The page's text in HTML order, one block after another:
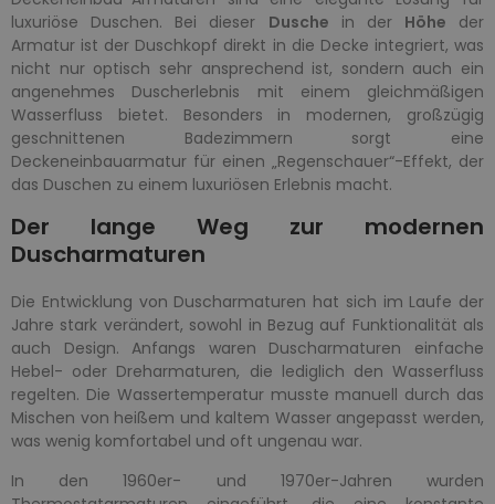
luxuriöse Duschen. Bei dieser Dusche in der Höhe der
Armatur ist der Duschkopf direkt in die Decke integriert, was
nicht nur optisch sehr ansprechend ist, sondern auch ein
angenehmes Duscherlebnis mit einem gleichmäßigen
Wasserfluss bietet. Besonders in modernen, großzügig
geschnittenen Badezimmern sorgt eine
Deckeneinbauarmatur für einen „Regenschauer“-Effekt, der
das Duschen zu einem luxuriösen Erlebnis macht.
Der lange Weg zur modernen
Duscharmaturen
Die Entwicklung von Duscharmaturen hat sich im Laufe der
Jahre stark verändert, sowohl in Bezug auf Funktionalität als
auch Design. Anfangs waren Duscharmaturen einfache
Hebel- oder Dreharmaturen, die lediglich den Wasserfluss
regelten. Die Wassertemperatur musste manuell durch das
Mischen von heißem und kaltem Wasser angepasst werden,
was wenig komfortabel und oft ungenau war.
In den 1960er- und 1970er-Jahren wurden